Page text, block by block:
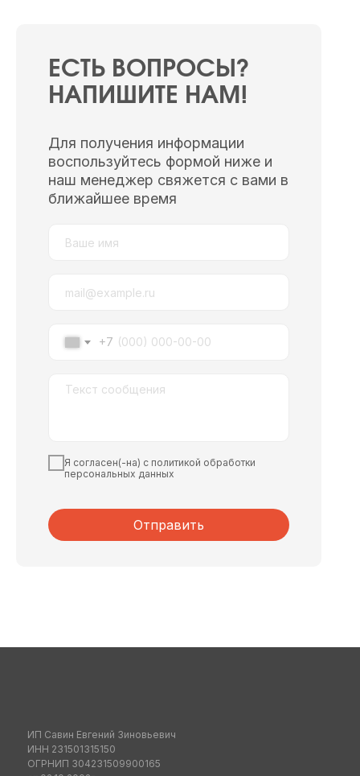
ЕСТЬ ВОПРОСЫ?
НАПИШИТЕ НАМ!
Для получения информации
воспользуйтесь формой ниже и
наш менеджер свяжется с вами в
ближайшее время
+7
Я согласен(-на) с политикой обработки
персональных данных
Отправить
ИП Савин Евгений Зиновьевич
ИНН 231501315150
ОГРНИП 304231509900165